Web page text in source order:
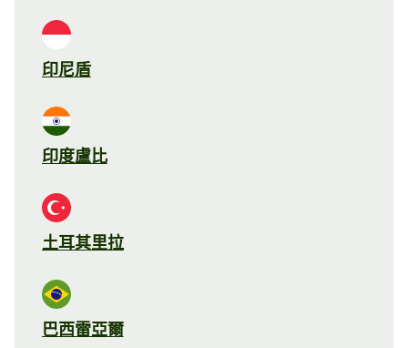
印尼盾
印度盧比
土耳其里拉
巴西雷亞爾